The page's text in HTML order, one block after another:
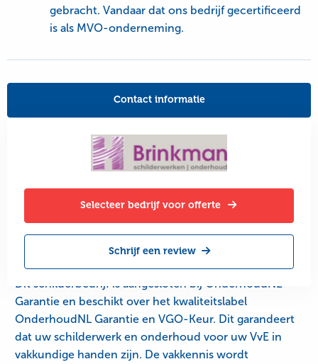
gebracht. Vandaar dat ons bedrijf gecertificeerd
is als MVO-onderneming.
Contact informatie
Selecteer bedrijf voor offerte
Schrijf een review
Dit schilderbedrijf is aangesloten bij OnderhoudNL
Garantie en beschikt over het kwaliteitslabel
OnderhoudNL Garantie en VGO-Keur. Dit garandeert
dat uw schilderwerk en onderhoud voor uw VvE in
vakkundige handen zijn. De vakkennis wordt